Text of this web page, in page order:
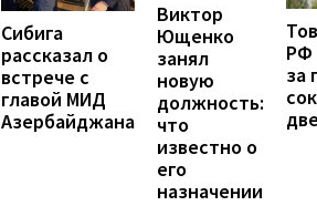
Сибига
рассказал о
встрече с
главой МИД
Азербайджана
Виктор
Ющенко
занял
новую
должность:
что
известно о
его
назначении
РФ
за